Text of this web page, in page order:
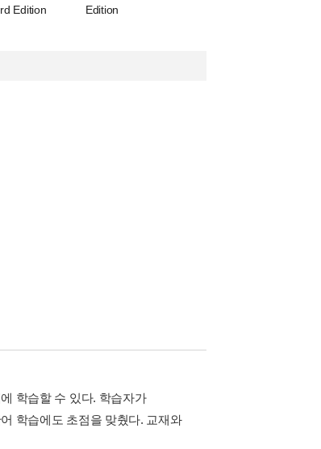
Edition
Edition
학습할 수 있다. 학습자가
학습에도 초점을 맞췄다. 교재와